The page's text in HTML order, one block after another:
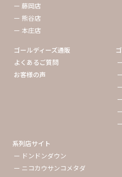
ー 藤岡店
ー 熊谷店
ー 本庄店
ゴールディーズ通販
よくあるご質問
お客様の声
系列店サイト
ー ドンドンダウン
ー ニコカウサンコメタダ